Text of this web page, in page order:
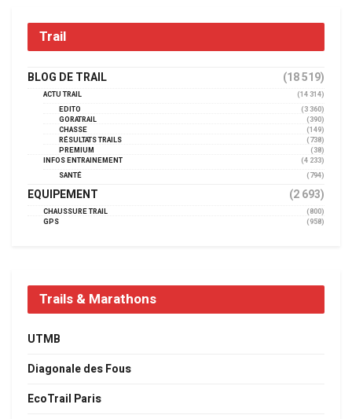
Trail
BLOG DE TRAIL (18 519)
ACTU TRAIL
(14 314)
EDITO
(3 360)
GORATRAIL
(390)
CHASSE
(149)
RÉSULTATS TRAILS
(738)
PREMIUM
(38)
INFOS ENTRAINEMENT
(4 233)
SANTÉ
(794)
EQUIPEMENT (2 693)
CHAUSSURE TRAIL
(800)
GPS
(958)
Trails & Marathons
UTMB
Diagonale des Fous
EcoTrail Paris